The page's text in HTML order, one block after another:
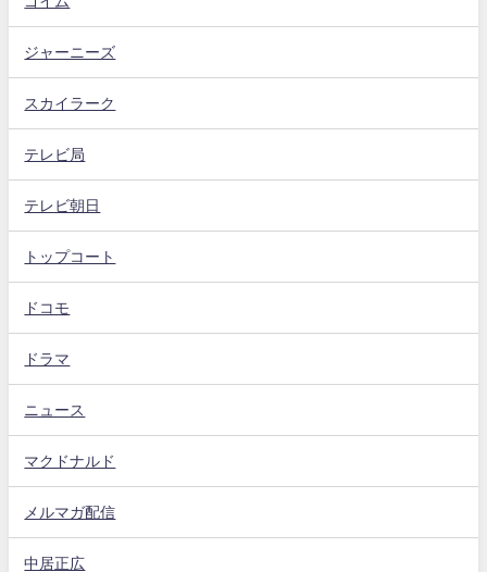
ジャーニーズ
スカイラーク
テレビ局
テレビ朝日
トップコート
ドコモ
ドラマ
ニュース
マクドナルド
メルマガ配信
中居正広